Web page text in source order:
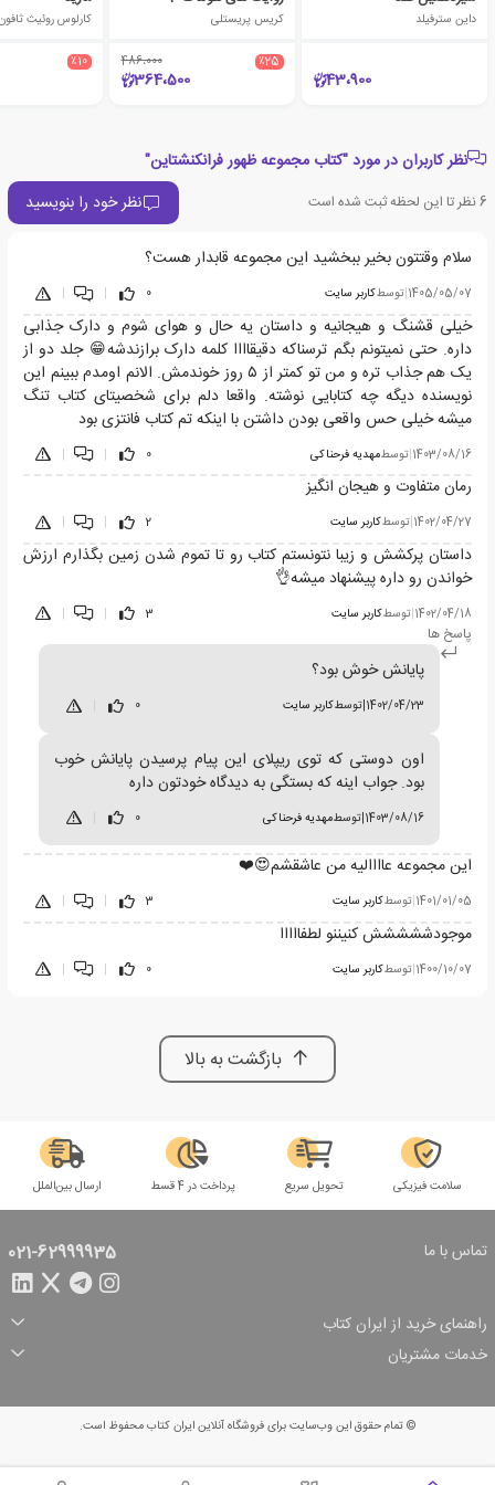
داین سترفیلد
43،900
کریس پریستلی
٪25 486،000
364،500
کارلوس روئیث
٪10
نظر کاربران در مورد "کتاب مجموعه ظهور فرانکنشتاین"
6نظر تا این لحظه ثبت شده است نظر خود را بنویسید
سلام وقتتون بخیر ببخشید این مجموعه قابدار هست؟
1405/05/07
|توسطکاربر سایت 0
|
|
خیلی قشنگ و هیجانیه و داستان یه حال و هوای شوم و دارک جذابی
داره. حتی نمیتونم بگم ترسناکه دقیقاااا کلمه دارک برازندشه😁 جلد دو از
یک هم جذاب تره و من تو کمتر از ۵ روز خوندمش. الانم اومدم ببینم این
نویسنده دیگه چه کتابایی نوشته. واقعا دلم برای شخصیتای کتاب تنگ
میشه خیلی حس واقعی بودن داشتن با اینکه تم کتاب فانتزی بود
1403/08/16
|توسطمهدیه فرحناکی 0
|
|
رمان متفاوت و هیجان انگیز
1402/04/27
|توسطکاربر سایت 2
|
|
داستان پرکشش و زیبا نتونستم کتاب رو تا تموم شدن زمین بگذارم ارزش
خواندن رو داره پیشنهاد میشه👌
1402/04/18
|توسطکاربر سایت 3
|
|
پاسخ ها
پایانش خوش بود؟
1402/04/23
|توسطکاربر سایت 0
اون دوستی که توی ریپلای این پیام پرسیدن پایانش خوب
بود. جواب اینه که بستگی به دیدگاه خودتون داره
1403/08/16
|توسطمهدیه فرحناکی 0
این مجموعه عاااالیه من عاشقشم😍❤️
1401/01/05
|توسطکاربر سایت 3
|
|
موجودششششش کنیننو لطفااااا
1400/10/07
|توسطکاربر سایت 0
|
|
بازگشت به بالا
سلامت فیزیکی تحویل سریع پرداخت در 4 قسط ارسال بین‌الملل
تماس با ما 021-62999935
راهنمای خرید از ایران کتاب
ثبت سفارش
شرایط ارسال سفارش
شیوه پرداخت
تخفیف‌های خرید
خدمات مشتریان
© تمام حقوق این وب‌سایت برای فروشگاه آنلاین ایران کتاب محفوظ است.